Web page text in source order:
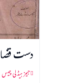
دست قضا
جیمز ہیڈلی چیس